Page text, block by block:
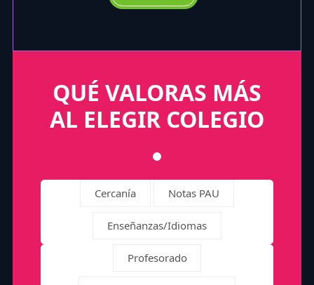
QUÉ VALORAS MÁS
AL ELEGIR COLEGIO
Cercanía Notas PAU
Enseñanzas/Idiomas
Profesorado